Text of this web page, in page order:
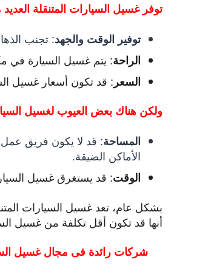
توفر غسيل السيارات المتنقلة العديد
توفير الوقت والجهد: تجنب
الراحة: يتم غسيل السيارة في
السعر : قد تكون أسعار غسيل
ولكن هناك بعض العيوب لغسيل
المساحة: قد لا يكون فريق
الأماكن الضيقة.
الوقت: قد يستغرق غسيل
بشكل عام، تعد غسيل السيارات
أنها قد تكون أقل تكلفة من غسيل
شركات رائدة فى مجال غسيل